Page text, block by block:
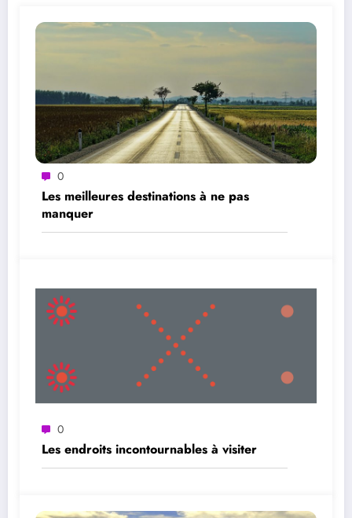
0
Les meilleures destinations à ne pas
manquer
0
Les endroits incontournables à visiter